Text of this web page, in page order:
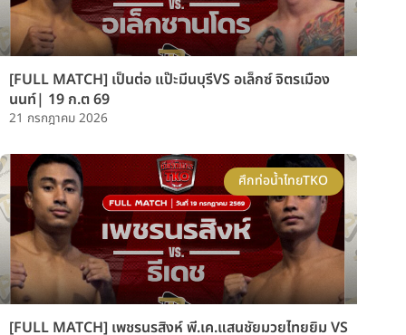
[FULL MATCH] เป็นต่อ แป๊ะมีนบุรีVS อเล็กซ์ จิตรเมือง
นนท์| 19 ก.ต 69
21 กรกฎาคม 2026
ศึกท่อน้ำไทยTKO
[FULL MATCH] เพชรนรสิงห์ พี.เค.แสนชัยมวยไทยยิม VS